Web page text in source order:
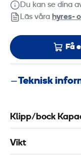
Du kan se dina
Läs våra hyres‑
Få
Teknisk
Klipp/bock
Vikt